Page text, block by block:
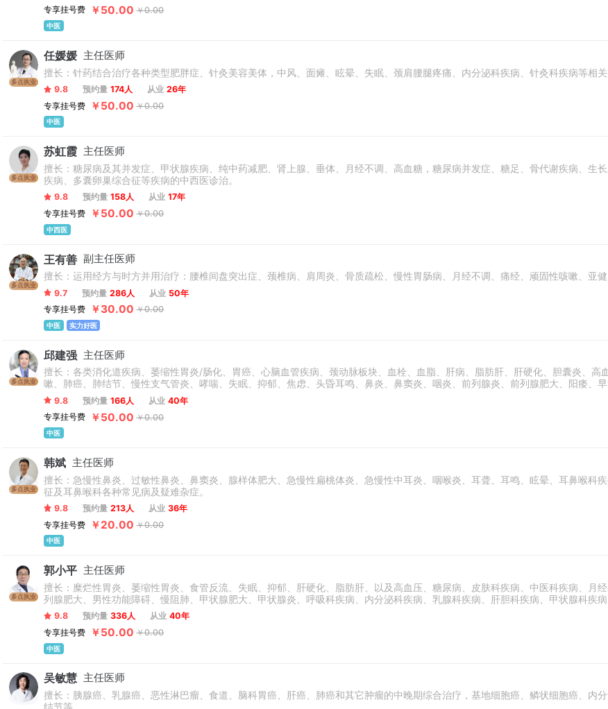
专享挂号费
￥50.00 ￥0.00
中医
多点执业
任媛媛 主任医师
擅长：针药结合治疗各种类型肥胖症、针灸美容美体，中风、面瘫、眩晕、失眠、颈肩腰腿疼痛、内分泌科疾病、针灸科疾病等相关
9.8 预约量 174人 从业 26年
专享挂号费
￥50.00 ￥0.00
中医
多点执业
苏虹霞 主任医师
擅长：糖尿病及其并发症、甲状腺疾病、纯中药减肥、肾上腺、垂体、月经不调、高血糖，糖尿病并发症、糖足、骨代谢疾病、生
疾病、多囊卵巢综合征等疾病的中西医诊治。
9.8 预约量 158人 从业 17年
专享挂号费
￥50.00 ￥0.00
中西医
多点执业
王有善 副主任医师
擅长：运用经方与时方并用治疗：腰椎间盘突出症、颈椎病、肩周炎、骨质疏松、慢性胃肠病、月经不调、痛经、顽固性咳嗽、亚
9.7 预约量 286人 从业 50年
专享挂号费
￥30.00 ￥0.00
中医 实力好医
多点执业
邱建强 主任医师
擅长：各类消化道疾病、萎缩性胃炎/肠化、胃癌、心脑血管疾病、颈动脉板块、血栓、血脂、肝病、脂肪肝、肝硬化、胆囊炎、
嗽、肺癌、肺结节、慢性支气管炎、哮喘、失眠、抑郁、焦虑、头昏耳鸣、鼻炎、鼻窦炎、咽炎、前列腺炎、前列腺肥大、阳痿、
风、牛皮癣、亚健康、甲状腺结节、甲状腺肥大、乳腺炎、乳腺结节、各类肿瘤放化疗前后调理。
9.8 预约量 166人 从业 40年
专享挂号费
￥50.00 ￥0.00
中医
多点执业
韩斌 主任医师
擅长：急慢性鼻炎、过敏性鼻炎、鼻窦炎、腺样体肥大、急慢性扁桃体炎、急慢性中耳炎、咽喉炎、耳聋、耳鸣、眩晕、耳鼻喉科
征及耳鼻喉科各种常见病及疑难杂症。
9.8 预约量 213人 从业 36年
专享挂号费
￥20.00 ￥0.00
中医
多点执业
郭小平 主任医师
擅长：糜烂性胃炎、萎缩性胃炎、食管反流、失眠、抑郁、肝硬化、脂肪肝、以及高血压、糖尿病、皮肤科疾病、中医科疾病、月
列腺肥大、男性功能障碍、慢阻肺、甲状腺肥大、甲状腺炎、呼吸科疾病、内分泌科疾病、乳腺科疾病、肝胆科疾病、甲状腺科疾病
9.8 预约量 336人 从业 40年
专享挂号费
￥50.00 ￥0.00
中医
吴敏慧 主任医师
擅长：胰腺癌、乳腺癌、恶性淋巴瘤、食道、脑科胃癌、肝癌、肺癌和其它肿瘤的中晚期综合治疗，基地细胞癌、鳞状细胞癌、内